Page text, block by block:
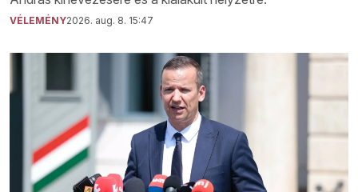
VÉLEMÉNY2026. aug. 8. 15:47